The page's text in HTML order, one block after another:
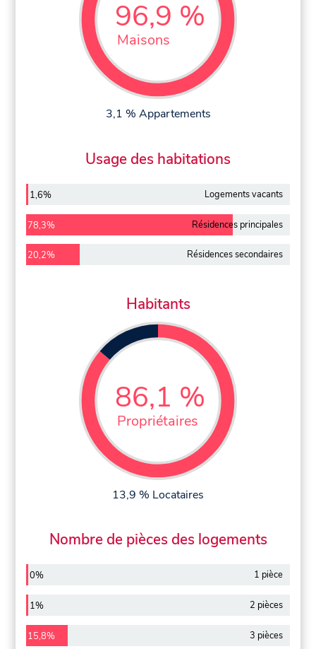
96,9 %
Maisons
3,1 % Appartements
Usage des habitations
1,6% Logements vacants
78,3% Résidences principales
20,2% Résidences secondaires
Habitants
86,1 %
Propriétaires
13,9 % Locataires
Nombre de pièces des logements
0% 1 pièce
1% 2 pièces
15,8% 3 pièces